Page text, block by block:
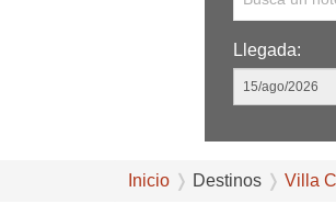
Llegada:
Inicio Destinos Villa